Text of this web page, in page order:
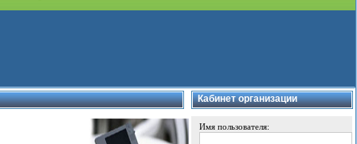
Кабинет организации
Имя пользователя: